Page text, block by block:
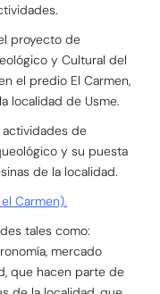
proyecto de
y Cultural del
el predio El Carmen,
localidad de Usme.
actividades de
y su puesta
de la localidad.
Carmen).
tales como:
mercado
que hacen parte de